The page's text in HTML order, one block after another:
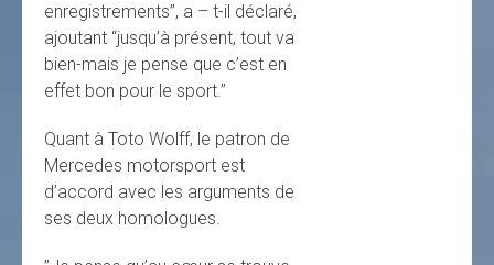
enregistrements”, a – t-il déclaré,
ajoutant “jusqu’à présent, tout va
bien-mais je pense que c’est en
effet bon pour le sport.”
Quant à Toto Wolff, le patron de
Mercedes motorsport est
d’accord avec les arguments de
ses deux homologues.